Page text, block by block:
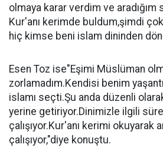
olmaya karar verdim ve aradığım
Kur'anı kerimde buldum,şimdi
hiç kimse beni islam dininden
Esen Toz ise"Eşimi Müslüman
zorlamadım.Kendisi benim
islamı seçti.Şu anda düzenli
yerine getiriyor.Dinimizle ilgili
çalışıyor.Kur'anı kerimi okuyarak
çalışıyor,"diye konuştu.